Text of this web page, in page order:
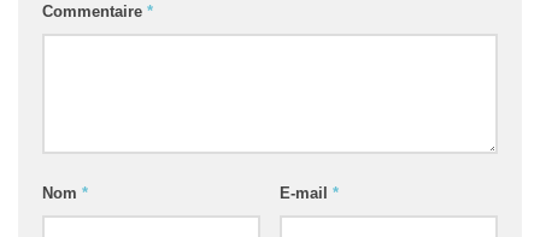
Commentaire *
Nom * E-mail *